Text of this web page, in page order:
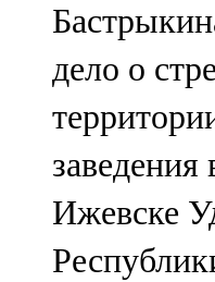
дело о
заведения
Ижевске